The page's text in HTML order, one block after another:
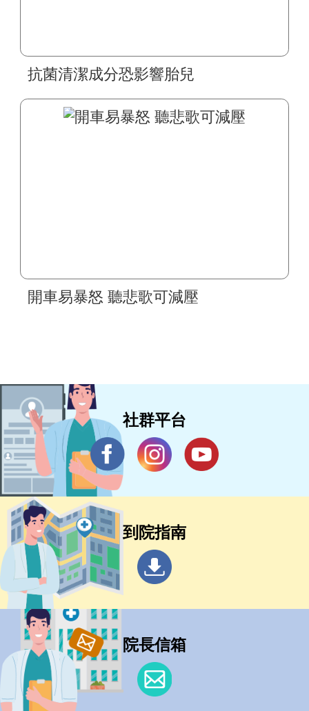
抗菌清潔成分恐影響胎兒
開車易暴怒 聽悲歌可減壓
社群平台
到院指南
院長信箱